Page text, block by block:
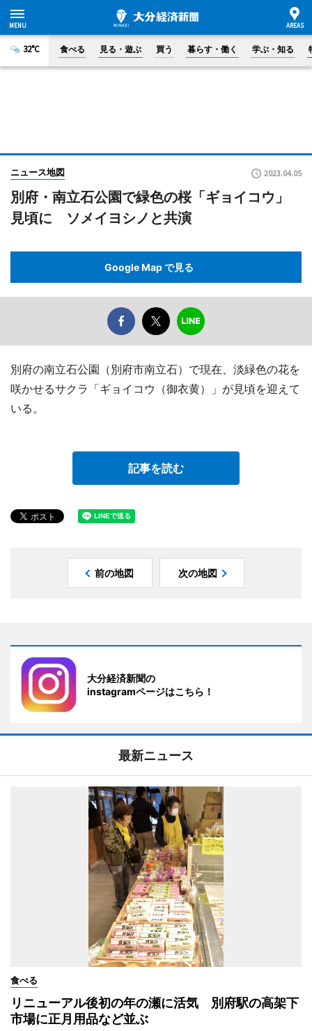
32°C 食べる 見る・遊ぶ 買う 暮らす・働く 学ぶ・知る
ニュース地図 2023.04.05
別府・南立石公園で緑色の桜「ギョイコウ」
見頃に ソメイヨシノと共演
Google Map で見る
別府の南立石公園（別府市南立石）で現在、淡緑色の花を
咲かせるサクラ「ギョイコウ（御衣黄）」が見頃を迎えて
いる。
記事を読む
前の地図 次の地図
大分経済新聞の
instagramページはこちら！
最新ニュース
食べる
リニューアル後初の年の瀬に活気 別府駅の高架下
市場に正月用品など並ぶ